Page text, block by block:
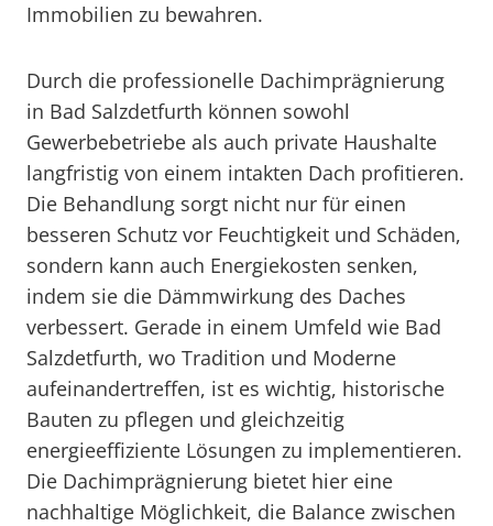
Immobilien zu bewahren.
Durch die professionelle Dachimprägnierung
in Bad Salzdetfurth können sowohl
Gewerbebetriebe als auch private Haushalte
langfristig von einem intakten Dach profitieren.
Die Behandlung sorgt nicht nur für einen
besseren Schutz vor Feuchtigkeit und Schäden,
sondern kann auch Energiekosten senken,
indem sie die Dämmwirkung des Daches
verbessert. Gerade in einem Umfeld wie Bad
Salzdetfurth, wo Tradition und Moderne
aufeinandertreffen, ist es wichtig, historische
Bauten zu pflegen und gleichzeitig
energieeffiziente Lösungen zu implementieren.
Die Dachimprägnierung bietet hier eine
nachhaltige Möglichkeit, die Balance zwischen